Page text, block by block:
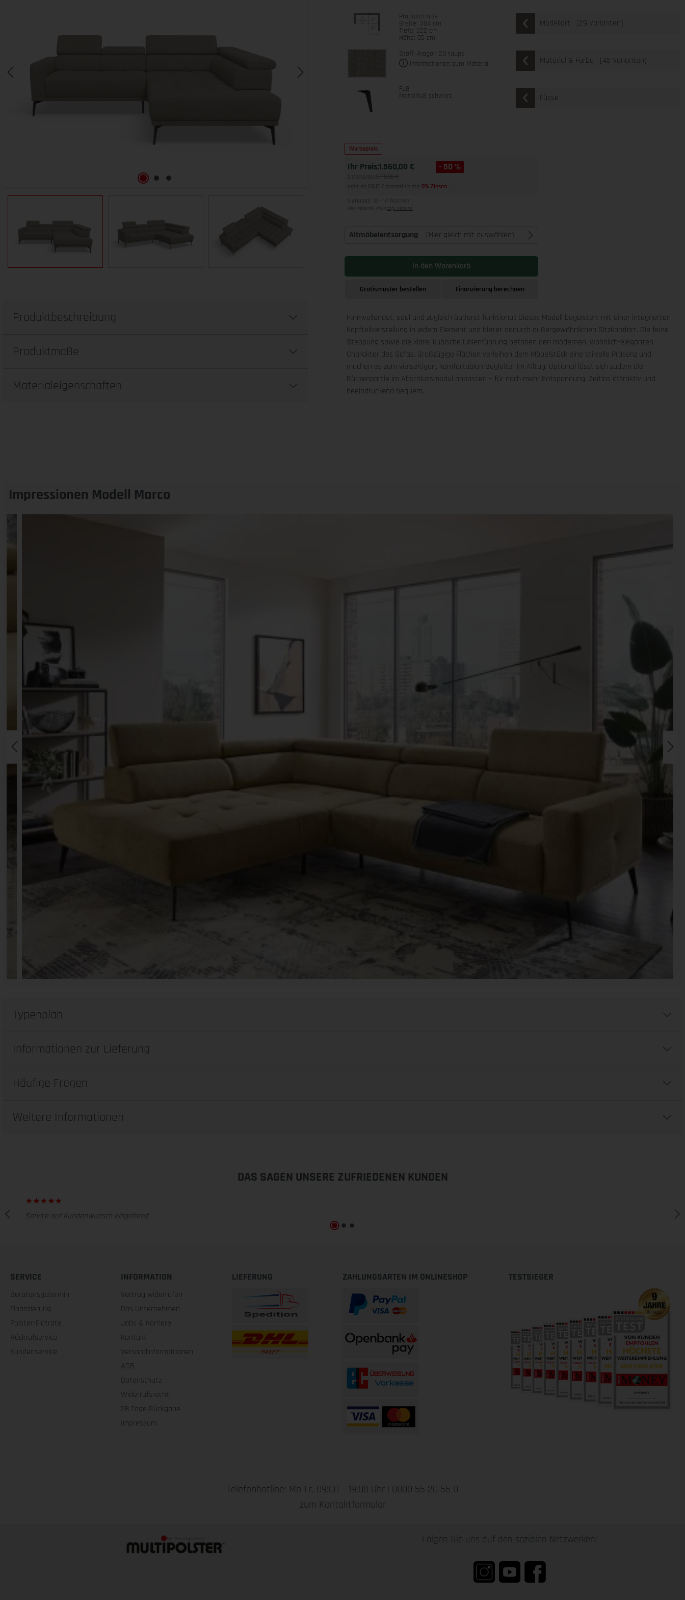
Produktmaße
Breite: 304 cm
Tiefe: 222 cm
Höhe: 95 cm
Modellart [29 Varianten]
Stoff: Aragon 20 taupe
Informationen zum Material
Material & Farbe [45 Varianten]
Fuß
Metallfuß schwarz Füsse
Werbepreis
Ihr Preis:1.560,00 € - 50 %
Listenpreis: 3.118,00 €
oder ab 69,17 € monatlich mit 0% Zinsen
Lieferzeit 10 - 14 Wochen
Alle Preise inkl. MwSt zzgl. Versand
Altmöbelentsorgung (Hier gleich mit auswählen)
In den Warenkorb
Gratismuster bestellen Finanzierung berechnen
Formvollendet, edel und zugleich äußerst funktional: Dieses Modell begeistert mit einer integrierten
Kopfteilverstellung in jedem Element und bietet dadurch außergewöhnlichen Sitzkomfort. Die feine
Steppung sowie die klare, kubische Linienführung betonen den modernen, wohnlich-eleganten
Charakter des Sofas. Großzügige Flächen verleihen dem Möbelstück eine stilvolle Präsenz und
machen es zum vielseitigen, komfortablen Begleiter im Alltag. Optional lässt sich zudem die
Rückenpartie im Abschlussmodul anpassen – für noch mehr Entspannung. Zeitlos attraktiv und
beeindruckend bequem.
Produktbeschreibung
Produktmaße
Materialeigenschaften
Impressionen Modell Marco
Typenplan
Informationen zur Lieferung
Häufige Fragen
Weitere Informationen
DAS SAGEN UNSERE ZUFRIEDENEN KUNDEN
Service auf Kundenwunsch eingehend
SERVICE
Beratunsgstermin
Finanzierung
Polster-Flatrate
Rückrufservice
Kundenservice
INFORMATION
Vertrag widerrufen
Das Unternehmen
Jobs & Karriere
Kontakt
Versandinformationen
AGB
Datenschutz
Widerrufsrecht
28 Tage Rückgabe
Impressum
LIEFERUNG ZAHLUNGSARTEN IM ONLINESHOP TESTSIEGER
Telefonhotline: Mo-Fr, 09:00 – 19:00 Uhr | 0800 55 20 55 0
zum Kontaktformular
Folgen Sie uns auf den sozialen Netzwerken: